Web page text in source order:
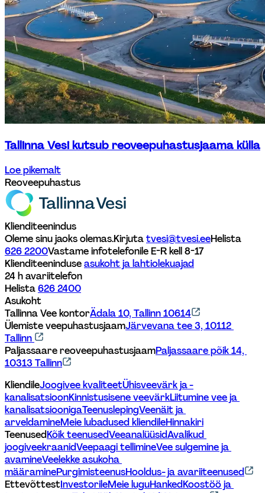
Tallinna Vesi kutsub reoveepuhastusjaama külla
Loe pikemalt
Reoveepuhastus
Klienditeenindus
Oleme sinu jaoks olemas.Kirjuta tvesi@tvesi.eeHelista
626 2200Vastame infotelefonile E-R kell 8-17
Klienditeeninduse asukoht ja lahtiolekuajad
24 h avariitelefon
Helista 626 2400
Asukoht
Tallinna Vee kontorÄdala 10, Tallinn 10614
Ülemiste veepuhastusjaamJärvevana tee 3, 10112
Tallinn
Paljassaare reoveepuhastusjaamPaljassaare põik 14,
10313 Tallinn
KliendileJoogivee kvaliteetÜhisveevärk ja -
kanalisatsioonKinnistusisene veevärkLiitumine vee ja
kanalisatsioonigaTeenuslepingVeenäit ja
arveldamineMeie lubadused kliendileHinnakiri
TeenusedKõik teenusedVeeanalüüsidAvalikud
joogiveekraanidVeepaagi tellimineVee sulgemine ja
avamineVeelekke asukoha
määraminePurgimisteenusHooldus- ja avariiteenused
EttevõttestInvestorileMeie luguHankedKoostöö ja